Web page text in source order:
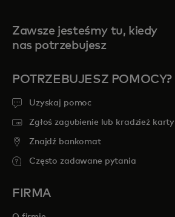
Zawsze jesteśmy tu, kiedy
nas potrzebujesz
POTRZEBUJESZ POMOCY?
Uzyskaj pomoc
Zgłoś zagubienie lub kradzież karty
Znajdź bankomat
Często zadawane pytania
FIRMA